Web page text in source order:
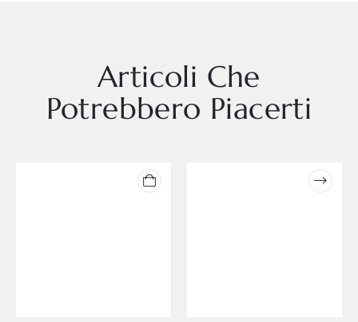
Articoli Che
Potrebbero Piacerti